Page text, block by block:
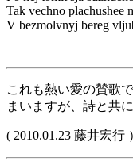
Tak vechno plachushee
V bezmolvnyj bereg
これも熱い愛の賛歌
まいますが、詩と共
( 2010.01.23 藤井宏行